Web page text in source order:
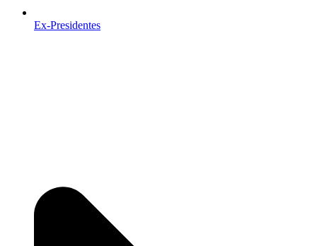
Ex-Presidentes